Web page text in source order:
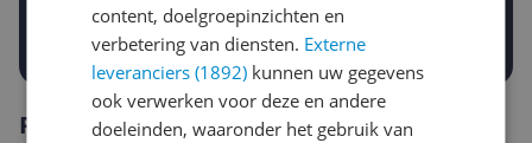
Prijsalert aanzetten
Reviews
content, doelgroepinzichten en
verbetering van diensten. Externe
leveranciers (1892) kunnen uw gegevens
ook verwerken voor deze en andere
doeleinden, waaronder het gebruik van